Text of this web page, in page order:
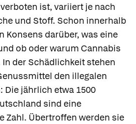
ist, variiert je nach
und Stoff. Schon innerhalb
Konsens darüber, was eine
ob oder warum Cannabis
der Schädlichkeit stehen
den illegalen
Die jährlich etwa 1500
sind eine
Zahl. Übertroffen werden sie